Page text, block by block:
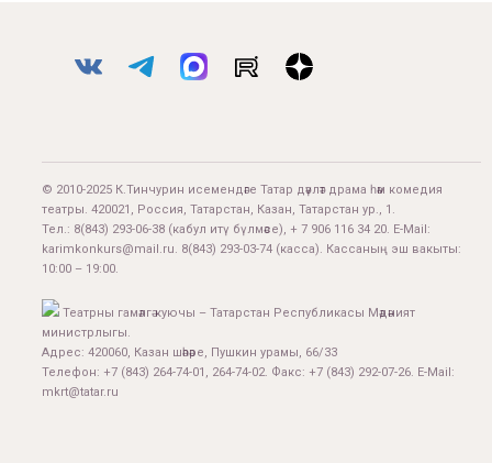
© 2010-2025 К.Тинчурин исемендәге Татар дәүләт драма һәм комедия
театры. 420021, Россия, Татарстан, Казан, Татарстан ур., 1.
Тел.: 8(843) 293-06-38 (кабул итү бүлмәсе), + 7 906 116 34 20. E-Mail:
karimkonkurs@mail.ru. 8(843) 293-03-74 (касса). Кассаның эш вакыты:
10:00 – 19:00.
Театрны гамәлгә куючы – Татарстан Республикасы Мәдәният
министрлыгы.
Адрес: 420060, Казан шәһәре, Пушкин урамы, 66/33
Телефон: +7 (843) 264-74-01, 264-74-02. Факс: +7 (843) 292-07-26. E-Mail:
mkrt@tatar.ru